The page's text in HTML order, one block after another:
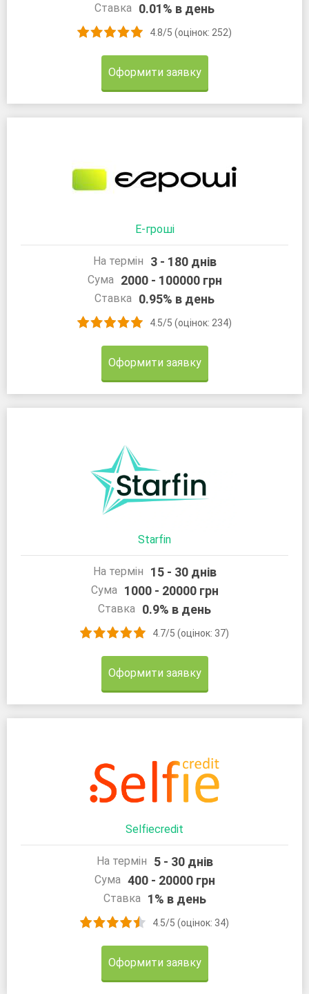
Ставка 0.01% в день
4.8/5 (оцінок: 252)
Оформити заявку
Е-гроші
На термін 3 - 180 днів
Сума 2000 - 100000 грн
Ставка 0.95% в день
4.5/5 (оцінок: 234)
Оформити заявку
Starfin
На термін 15 - 30 днів
Сума 1000 - 20000 грн
Ставка 0.9% в день
4.7/5 (оцінок: 37)
Оформити заявку
Selfiecredit
На термін 5 - 30 днів
Сума 400 - 20000 грн
Ставка 1% в день
4.5/5 (оцінок: 34)
Оформити заявку